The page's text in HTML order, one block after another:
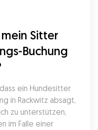
Sitter
Buchung
ein Hundesitter
in Rackwitz absagt,
zu unterstützen,
im Falle einer